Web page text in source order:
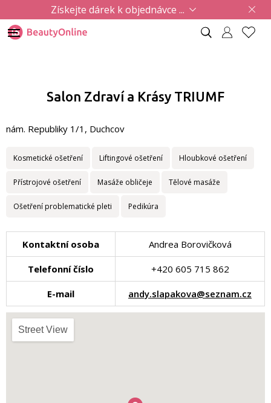
Získejte dárek k objednávce ...
Salon Zdraví a Krásy TRIUMF
nám. Republiky 1/1, Duchcov
Kosmetické ošetření Liftingové ošetření Hloubkové ošetření
Přístrojové ošetření Masáže obličeje Tělové masáže
Ošetření problematické pleti Pedikúra
Kontaktní osoba Andrea Borovičková
Telefonní číslo +420 605 715 862
E-mail andy.slapakova@seznam.cz
Street View